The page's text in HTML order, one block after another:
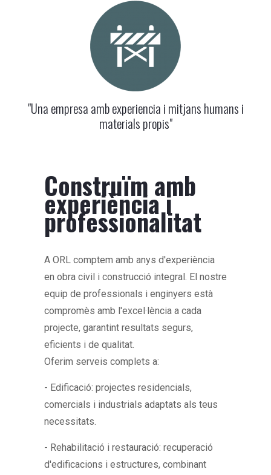
"Una empresa amb experiencia i mitjans humans i
materials propis"
Construïm amb
experiència i
professionalitat
A ORL comptem amb anys d'experiència
en obra civil i construcció integral. El nostre
equip de professionals i enginyers està
compromès amb l'excel·lència a cada
projecte, garantint resultats segurs,
eficients i de qualitat.
Oferim serveis complets a:
- Edificació: projectes residencials,
comercials i industrials adaptats als teus
necessitats.
- Rehabilitació i restauració: recuperació
d'edificacions i estructures, combinant